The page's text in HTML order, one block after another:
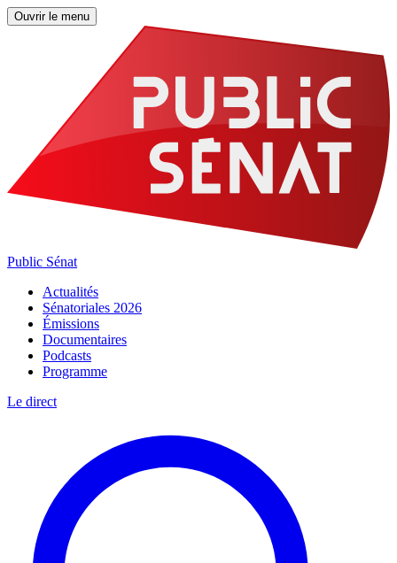
Ouvrir le menu
Public Sénat
Actualités
Sénatoriales 2026
Émissions
Documentaires
Podcasts
Programme
Le direct